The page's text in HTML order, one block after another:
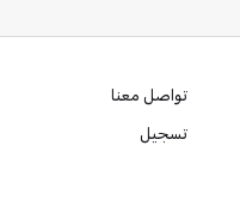
تواصل معنا
تسجيل